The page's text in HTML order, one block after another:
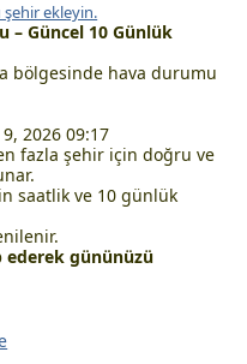
ekleyin.
– Güncel 10 Günlük
bölgesinde hava durumu
2026 09:17
fazla şehir için doğru ve
saatlik ve 10 günlük
gününüzü